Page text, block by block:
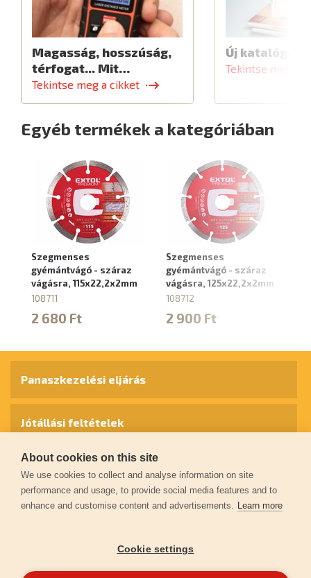
Magasság, hosszúság,
térfogat... Mit…
Tekintse meg a cikket
Új katalógus
Tekintse meg a
Egyéb termékek a kategóriában
Szegmenses
gyémántvágó - száraz
vágásra, 115x22,2x2mm
108711
2 680 Ft
Szegmenses
gyémántvágó - száraz
vágásra, 125x22,2x2mm
108712
2 900 Ft
Panaszkezelési eljárás
Jótállási feltételek
Személyes adatok védelme
Kapcsolat
Garancia regisztráció
About cookies on this site
We use cookies to collect and analyse information on site
performance and usage, to provide social media features and to
enhance and customise content and advertisements. Learn more
Cookie settings